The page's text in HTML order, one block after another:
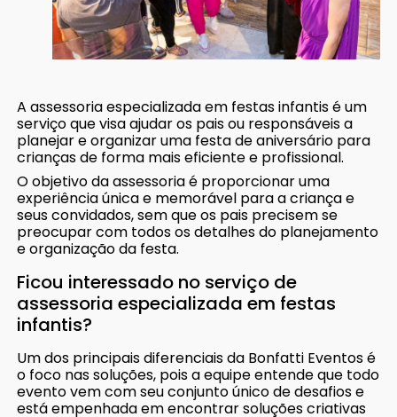
A assessoria especializada em festas infantis é um
serviço que visa ajudar os pais ou responsáveis a
planejar e organizar uma festa de aniversário para
crianças de forma mais eficiente e profissional.
O objetivo da assessoria é proporcionar uma
experiência única e memorável para a criança e
seus convidados, sem que os pais precisem se
preocupar com todos os detalhes do planejamento
e organização da festa.
Ficou interessado no serviço de
assessoria especializada em festas
infantis?
Um dos principais diferenciais da Bonfatti Eventos é
o foco nas soluções, pois a equipe entende que todo
evento vem com seu conjunto único de desafios e
está empenhada em encontrar soluções criativas